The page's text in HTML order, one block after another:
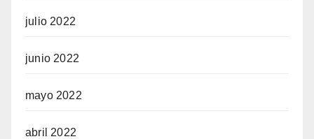
julio 2022
junio 2022
mayo 2022
abril 2022